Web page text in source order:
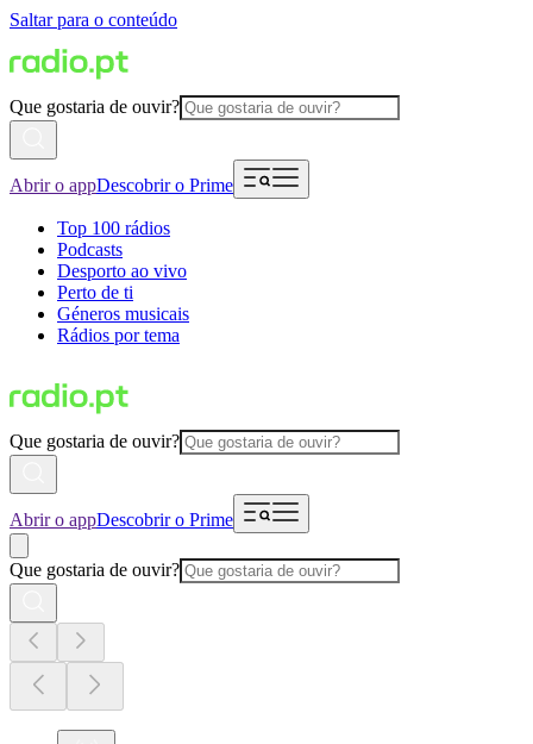
Saltar para o conteúdo
Que gostaria de ouvir?
Abrir o appDescobrir o Prime
Top 100 rádios
Podcasts
Desporto ao vivo
Perto de ti
Géneros musicais
Rádios por tema
Que gostaria de ouvir?
Abrir o appDescobrir o Prime
Que gostaria de ouvir?